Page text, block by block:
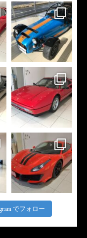
でフォロー